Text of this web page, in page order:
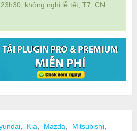
không nghỉ lễ tết, T7, CN.
, Kia Mazda Mitsubishi,